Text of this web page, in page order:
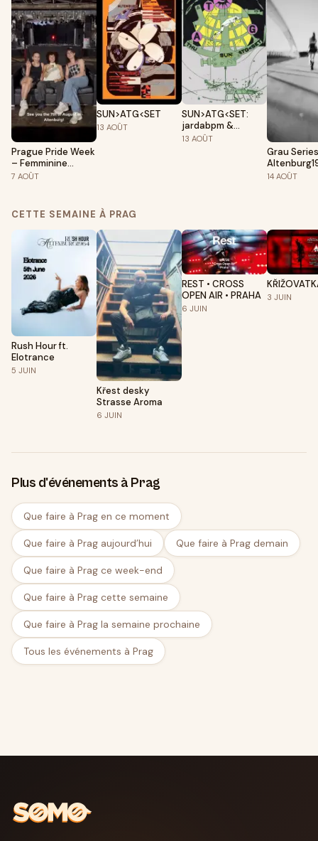
Prague Pride Week
– Femminine
Energy at
7 AOÛT
SUN>ATG<SET
13 AOÛT
SUN>ATG<SET:
jardabpm &
ninaola
13 AOÛT
Grau
14 AOÛT
CETTE SEMAINE À PRAG
Rush Hour ft.
Elotrance
5 JUIN
Křest desky
Strasse Aroma
6 JUIN
REST • CROSS
OPEN AIR • PRAHA
6 JUIN
3 JUIN
Plus d'événements à Prag
Que faire à Prag en ce moment
Que faire à Prag aujourd’hui Que faire à Prag demain
Que faire à Prag ce week-end
Que faire à Prag cette semaine
Que faire à Prag la semaine prochaine
Tous les événements à Prag